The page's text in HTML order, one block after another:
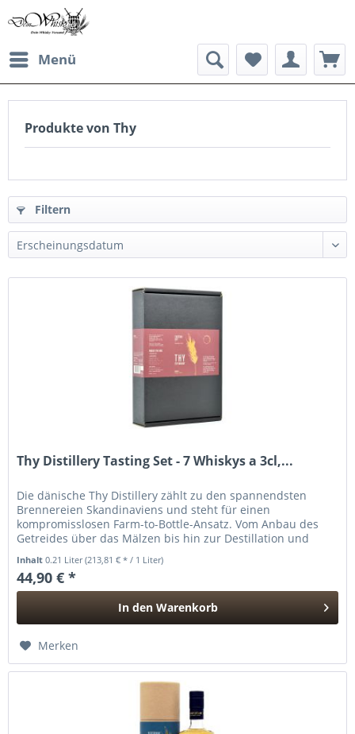
Menü
Produkte von Thy
Filtern
Thy Distillery Tasting Set - 7 Whiskys a 3cl,...
Die dänische Thy Distillery zählt zu den spannendsten
Brennereien Skandinaviens und steht für einen
kompromisslosen Farm-to-Bottle-Ansatz. Vom Anbau des
Getreides über das Mälzen bis hin zur Destillation und
Inhalt0.21 Liter(213,81 € * / 1 Liter)
44,90 € *
In den Warenkorb
Merken